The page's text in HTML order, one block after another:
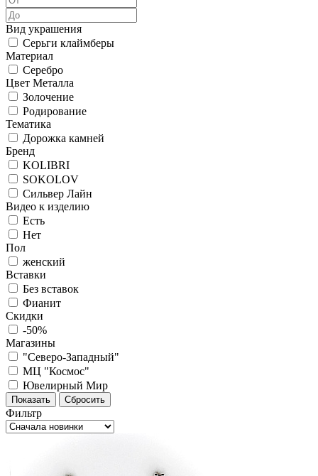
Вид украшения
Серьги клаймберы
Материал
Серебро
Цвет Металла
Золочение
Родирование
Тематика
Дорожка камней
Бренд
KOLIBRI
SOKOLOV
Сильвер Лайн
Видео к изделию
Есть
Нет
Пол
женский
Вставки
Без вставок
Фианит
Скидки
-50%
Магазины
"Северо-Западный"
МЦ "Космос"
Ювелирный Мир
Фильтр